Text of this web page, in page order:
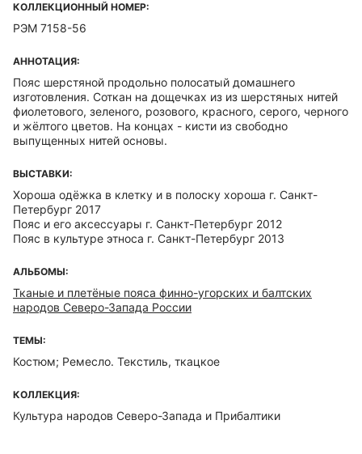
КОЛЛЕКЦИОННЫЙ НОМЕР:
РЭМ 7158-56
АННОТАЦИЯ:
Пояс шерстяной продольно полосатый домашнего
изготовления. Соткан на дощечках из из шерстяных нитей
фиолетового, зеленого, розового, красного, серого, черного
и жёлтого цветов. На концах - кисти из свободно
выпущенных нитей основы.
ВЫСТАВКИ:
Хороша одёжка в клетку и в полоску хороша г. Санкт-
Петербург 2017
Пояс и его аксессуары г. Санкт-Петербург 2012
Пояс в культуре этноса г. Санкт-Петербург 2013
АЛЬБОМЫ:
Тканые и плетёные пояса финно-угорских и балтских
народов Северо-Запада России
ТЕМЫ:
Костюм; Ремесло. Текстиль, ткацкое
КОЛЛЕКЦИЯ:
Культура народов Северо-Запада и Прибалтики